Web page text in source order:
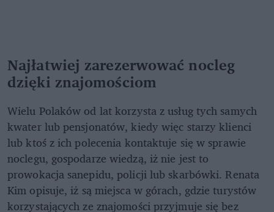
Najłatwiej zarezerwować nocleg
dzięki znajomościom
Wielu Polaków od lat korzysta z usług tych samych
kwater lub pensjonatów, kiedy więc starzy klienci
lub ktoś z ich polecenia kontaktuje się w sprawie
noclegu, gospodarze wiedzą, iż nie jest to
prowokacja sanepidu, policji lub skarbówki. Renata
Kim opisuje, iż są miejsca w górach, gdzie turystów
korzystających ze znajomości przyjmuje się bez